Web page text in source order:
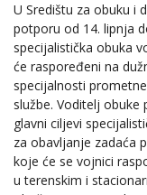
U Središtu za obuku i
potporu od 14. lipnja
specijalistička obuka
će raspoređeni na
specijalnosti
službe. Voditelj obuke
glavni ciljevi
za obavljanje zadaća
koje će se vojnici
u terenskim i